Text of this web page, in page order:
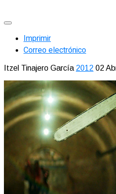
Imprimir
Correo electrónico
Itzel Tinajero García 2012 02